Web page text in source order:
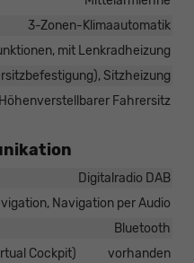
3-Zonen-Klimaautomatik
mit Lenkradheizung
Sitzheizung
Höhenverstellbarer Fahrersitz
Digitalradio DAB
Navigation per Audio
Bluetooth
Cockpit)
vorhanden